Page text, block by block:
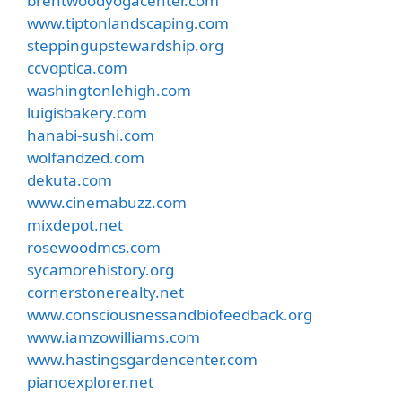
www.tiptonlandscaping.com
steppingupstewardship.org
ccvoptica.com
washingtonlehigh.com
luigisbakery.com
hanabi-sushi.com
wolfandzed.com
dekuta.com
www.cinemabuzz.com
mixdepot.net
rosewoodmcs.com
sycamorehistory.org
cornerstonerealty.net
www.consciousnessandbiofeedback.org
www.iamzowilliams.com
www.hastingsgardencenter.com
pianoexplorer.net